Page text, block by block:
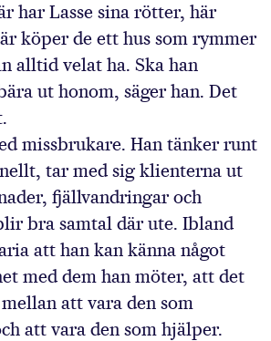
har Lasse sina rötter, här
köper de ett hus som rymmer
alltid velat ha. Ska han
ut honom, säger han. Det
missbrukare. Han tänker runt
tar med sig klienterna ut
fjällvandringar och
bra samtal där ute. Ibland
att han kan känna något
med dem han möter, att det
att vara den som
att vara den som hjälper.